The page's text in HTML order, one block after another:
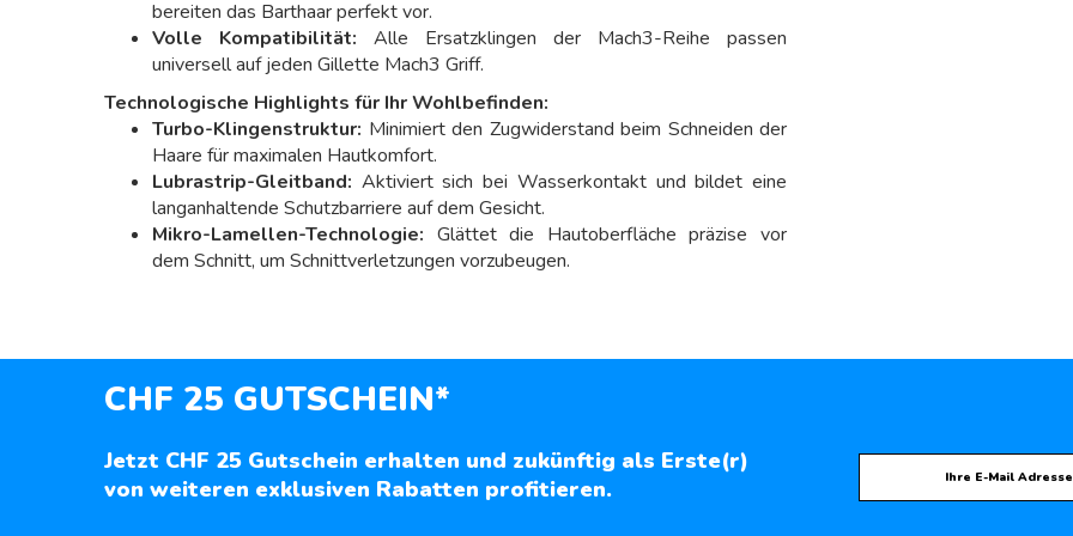
bereiten das Barthaar perfekt vor.
Volle Kompatibilität: Alle Ersatzklingen der Mach3-Reihe passen
universell auf jeden Gillette Mach3 Griff.
Technologische Highlights für Ihr Wohlbefinden:
Turbo-Klingenstruktur: Minimiert den Zugwiderstand beim Schneiden der
Haare für maximalen Hautkomfort.
Lubrastrip-Gleitband: Aktiviert sich bei Wasserkontakt und bildet eine
langanhaltende Schutzbarriere auf dem Gesicht.
Mikro-Lamellen-Technologie: Glättet die Hautoberfläche präzise vor
dem Schnitt, um Schnittverletzungen vorzubeugen.
CHF 25 GUTSCHEIN*
Jetzt CHF 25 Gutschein erhalten und zukünftig als Erste(r)
von weiteren exklusiven Rabatten profitieren.